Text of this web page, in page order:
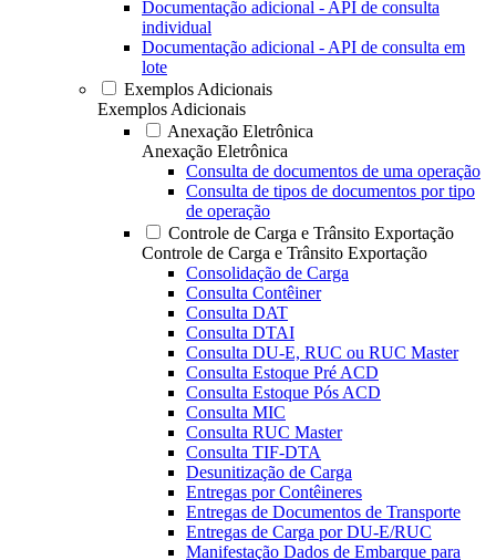
Documentação adicional - API de consulta
individual
Documentação adicional - API de consulta em
lote
Exemplos Adicionais
Exemplos Adicionais
Anexação Eletrônica
Anexação Eletrônica
Consulta de documentos de uma operação
Consulta de tipos de documentos por tipo
de operação
Controle de Carga e Trânsito Exportação
Controle de Carga e Trânsito Exportação
Consolidação de Carga
Consulta Contêiner
Consulta DAT
Consulta DTAI
Consulta DU-E, RUC ou RUC Master
Consulta Estoque Pré ACD
Consulta Estoque Pós ACD
Consulta MIC
Consulta RUC Master
Consulta TIF-DTA
Desunitização de Carga
Entregas por Contêineres
Entregas de Documentos de Transporte
Entregas de Carga por DU-E/RUC
Manifestação Dados de Embarque para